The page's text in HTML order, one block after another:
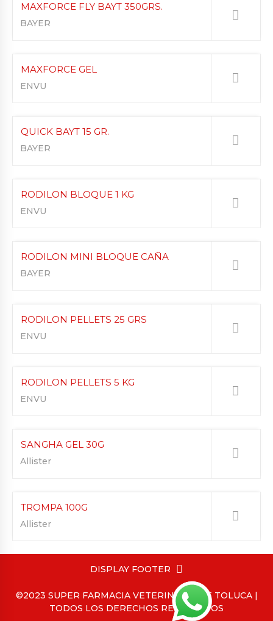
MAXFORCE FLY BAYT 350GRS.
BAYER
MAXFORCE GEL
ENVU
QUICK BAYT 15 GR.
BAYER
RODILON BLOQUE 1 KG
ENVU
RODILON MINI BLOQUE CAÑA
BAYER
RODILON PELLETS 25 GRS
ENVU
RODILON PELLETS 5 KG
ENVU
SANGHA GEL 30G
Allister
TROMPA 100G
Allister
DISPLAY FOOTER
©2023 SUPER FARMACIA VETERINARIA DE TOLUCA |
TODOS LOS DERECHOS RESERVADOS